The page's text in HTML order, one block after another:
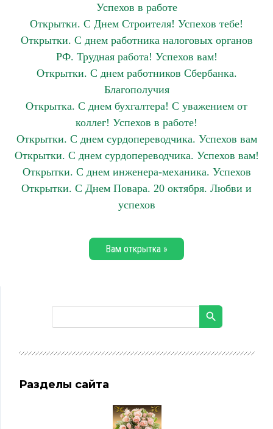
Успехов в работе
Открытки. С Днем Строителя! Успехов тебе!
Открытки. С днем работника налоговых органов
РФ. Трудная работа! Успехов вам!
Открытки. С днем работников Сбербанка.
Благополучия
Открытка. С днем бухгалтера! С уважением от
коллег! Успехов в работе!
Открытки. С днем сурдопереводчика. Успехов вам
Открытки. С днем сурдопереводчика. Успехов вам!
Открытки. С днем инженера-механика. Успехов
Открытки. С Днем Повара. 20 октября. Любви и
успехов
Вам открытка »
Разделы сайта